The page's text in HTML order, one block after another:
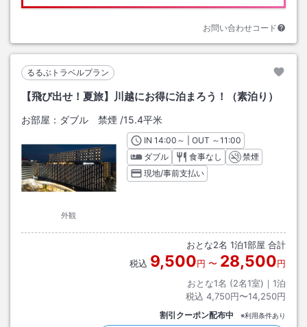
お問い合わせコード
るるぶトラベルプラン
【飛び出せ！夏旅】川越にお得に泊まろう！（素泊り）
お部屋： ダブル 禁煙 /15.4平米
外観
INチェックイン
14:00 ～ | OUT チェックアウト
～11:00
ダブル
食事なし
禁煙
現地/事前支払い
おとな2名 1泊1部屋 合計
税込 9,500円 〜 28,500円
おとな1名 (2名1室)｜ 1泊
税込 4,750円〜14,250円
割引クーポン配布中 ※利用条件あり